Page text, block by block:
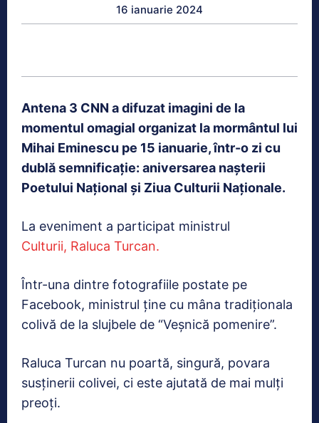
16 ianuarie 2024
Antena 3 CNN a difuzat imagini de la
momentul omagial organizat la mormântul lui
Mihai Eminescu pe 15 ianuarie, într-o zi cu
dublă semnificație: aniversarea nașterii
Poetului Național și Ziua Culturii Naționale.
La eveniment a participat ministrul
Culturii, Raluca Turcan.
Într-una dintre fotografiile postate pe
Facebook, ministrul ține cu mâna tradiționala
colivă de la slujbele de “Veșnică pomenire”.
Raluca Turcan nu poartă, singură, povara
susținerii colivei, ci este ajutată de mai mulți
preoți.